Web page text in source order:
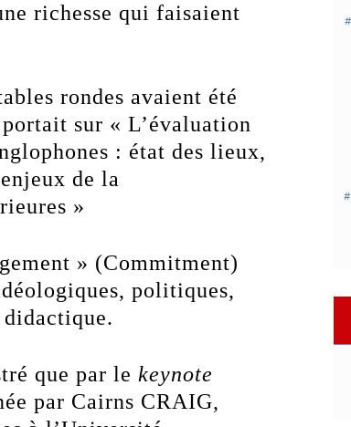
richesse qui faisaient
rondes avaient été
sur « L’évaluation
: état des lieux,
de la
»
» (Commitment)
politiques,
que par le keynote
par Cairns CRAIG,